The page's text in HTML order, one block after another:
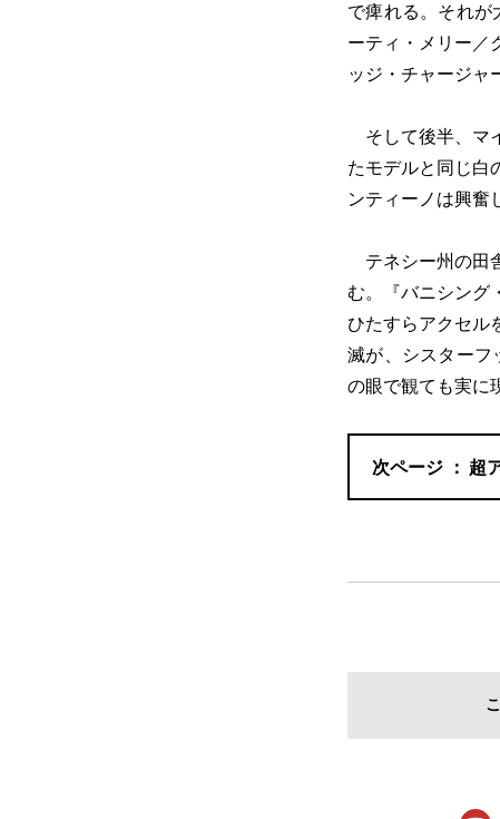
で痺れる。それ
ーティ・メリー／
ッジ・チャージャ
そして後半、マ
たモデルと同じ白
ンティーノは興奮
テネシー州の田
む。『バニシング
ひたすらアクセル
滅が、シスターフ
の眼で観ても実に
超